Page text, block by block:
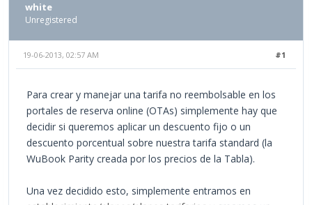
white
Unregistered
#1
19-06-2013, 02:57 AM
Para crear y manejar una tarifa no reembolsable en los
portales de reserva online (OTAs) simplemente hay que
decidir si queremos aplicar un descuento fijo o un
descuento porcentual sobre nuestra tarifa standard (la
WuBook Parity creada por los precios de la Tabla).
Una vez decidido esto, simplemente entramos en